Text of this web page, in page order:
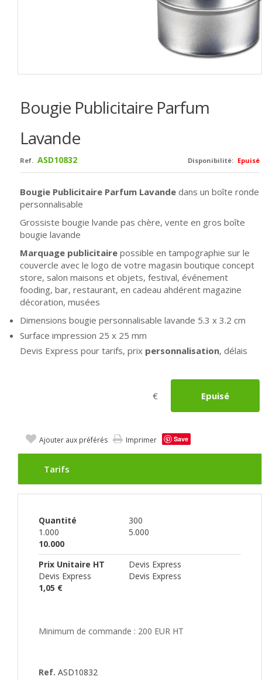
Bougie Publicitaire Parfum
Lavande
Disponibilité: Epuisé
Ref. ASD10832
Bougie Publicitaire Parfum Lavande dans un boîte ronde
personnalisable
Grossiste bougie lvande pas chère, vente en gros boîte
bougie lavande
Marquage publicitaire possible en tampographie sur le
couvercle avec le logo de votre magasin boutique concept
store, salon maisons et objets, festival, événement
fooding, bar, restaurant, en cadeau ahdérent magazine
décoration, musées
Dimensions bougie personnalisable lavande 5.3 x 3.2 cm
Surface impression 25 x 25 mm
Devis Express pour tarifs, prix personnalisation, délais
€ Epuisé
Ajouter aux préférés Imprimer Save
Tarifs
Quantité
300
1.000
5.000
10.000
Prix Unitaire HT
Devis Express
Devis Express
Devis Express
1,05 €
Minimum de commande : 200 EUR HT
Ref. ASD10832